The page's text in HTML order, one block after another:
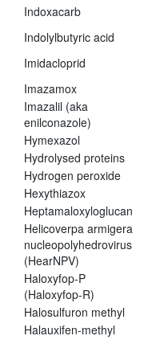
Indoxacarb
Indolylbutyric acid
Imidacloprid
Imazamox
Imazalil (aka
enilconazole)
Hymexazol
Hydrolysed proteins
Hydrogen peroxide
Hexythiazox
Heptamaloxyloglucan
Helicoverpa armigera
nucleopolyhedrovirus
(HearNPV)
Haloxyfop-P
(Haloxyfop-R)
Halosulfuron methyl
Halauxifen-methyl